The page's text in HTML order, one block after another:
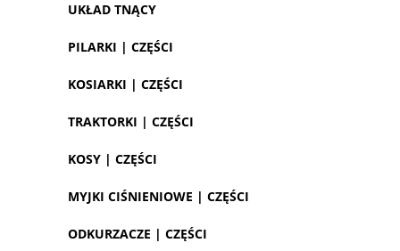
UKŁAD TNĄCY
PILARKI | CZĘŚCI
KOSIARKI | CZĘŚCI
TRAKTORKI | CZĘŚCI
KOSY | CZĘŚCI
MYJKI CIŚNIENIOWE | CZĘŚCI
ODKURZACZE | CZĘŚCI